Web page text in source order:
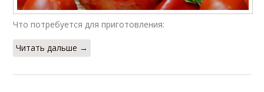
Что потребуется для приготовления:
Читать дальше →